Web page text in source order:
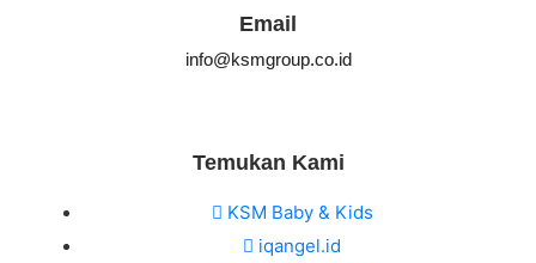
Email
info@ksmgroup.co.id
Temukan Kami
KSM Baby & Kids
iqangel.id